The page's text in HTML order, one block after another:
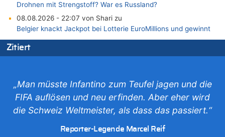
Drohnen mit Strengstoff? War es Russland?
08.08.2026 - 22:07 von Shari zu
Belgier knackt Jackpot bei Lotterie EuroMillions und gewinnt
mehr als 111 Millionen €
08.08.2026 - 21:46 von Frage zu
08.08.2026 - 21:33 von Frage zu
Zwölf Jahre nach Aachener Bankraub: 70-Jähriger gefasst
08.08.2026 - 21:28 von Noah Parmentier zu
Drohnen mit Strengstoff? War es Russland?
Zitiert
„Man müsste Infantino zum Teufel jagen und die
FIFA auflösen und neu erfinden. Aber eher wird
die Schweiz Weltmeister, als dass das passiert.“
Reporter-Legende Marcel Reif